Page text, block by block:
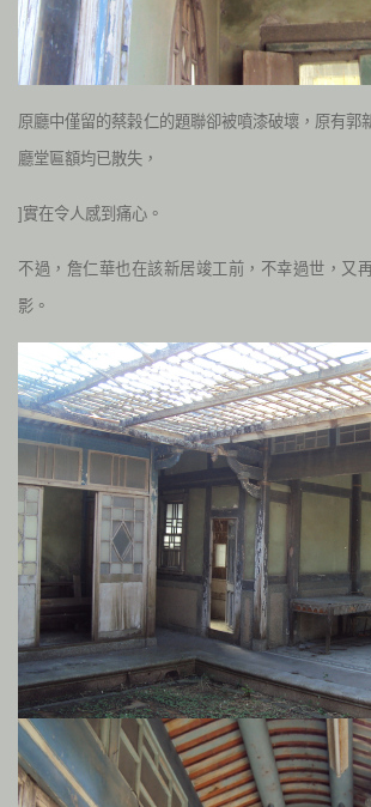
原廳中僅留的蔡榖仁的題聯卻被噴漆破壞，原有郭
廳堂匾額均已散失，
]實在令人感到痛心。
不過，詹仁華也在該新居竣工前，不幸過世，又
影。